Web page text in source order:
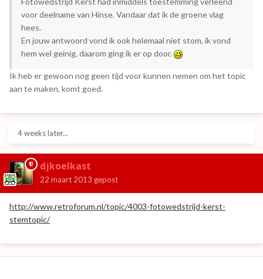
voor deelname van Hinse. Vandaar dat ik de groene vlag
hees.
En jouw antwoord vond ik ook helemaal niet stom, ik vond
hem wel geinig, daarom ging ik er op door.
Ik heb er gewoon nog geen tijd voor kunnen nemen om het topic
aan te maken, komt goed.
4 weeks later...
djkoelkast
22 maart 2013 gepost
http://www.retroforum.nl/topic/4003-fotowedstrijd-kerst-
stemtopic/